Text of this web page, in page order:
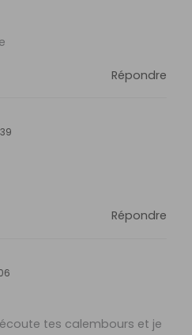
Répondre
Répondre
tes calembours et je